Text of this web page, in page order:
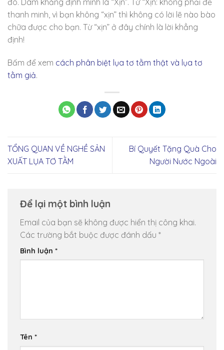
thanh minh, vì bạn không “xịn” thì không có lời lẽ nào bào
chữa được cho bạn. Từ “xịn” ở đây chính là lời khẳng
định!
Bấm để xem cách phân biệt lụa tơ tằm thật và lụa tơ
tằm giả.
TỔNG QUAN VỀ NGHỀ SẢN
XUẤT LỤA TƠ TẰM
Bí Quyết Tặng Quà Cho
Người Nước Ngoài
Để lại một bình luận
Email của bạn sẽ không được hiển thị công khai.
Các trường bắt buộc được đánh dấu *
Bình luận *
Tên *